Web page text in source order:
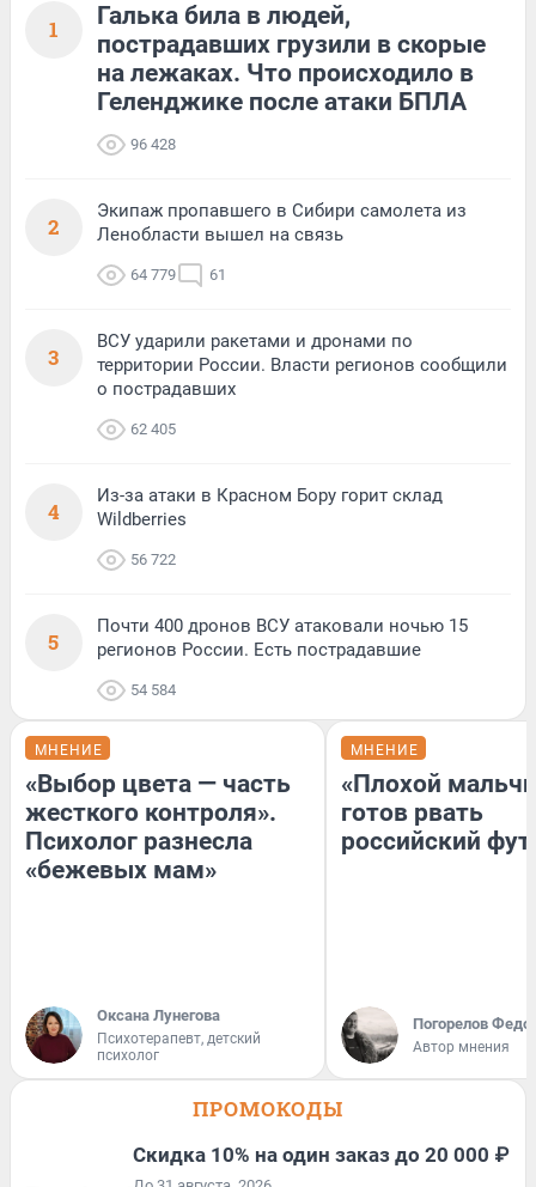
1
Галька била в людей,
пострадавших грузили в скорые
на лежаках. Что происходило в
Геленджике после атаки БПЛА
96 428
2
Экипаж пропавшего в Сибири самолета из
Ленобласти вышел на связь
64 779 61
3
ВСУ ударили ракетами и дронами по
территории России. Власти регионов сообщили
о пострадавших
62 405
4
Из-за атаки в Красном Бору горит склад
Wildberries
56 722
5
Почти 400 дронов ВСУ атаковали ночью 15
регионов России. Есть пострадавшие
54 584
МНЕНИЕ
«Выбор цвета — часть
жесткого контроля».
Психолог разнесла
«бежевых мам»
Оксана Лунегова
Психотерапевт, детский
психолог
МНЕНИЕ
«Плохой
готов рвать
российский
Погорелов
Автор мнения
ПРОМОКОДЫ
Скидка 10% на один заказ до 20 000 ₽